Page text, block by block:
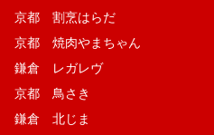
京都 割烹はらだ
京都 焼肉やまちゃん
鎌倉 レガレヴ
京都 鳥さき
鎌倉 北じま